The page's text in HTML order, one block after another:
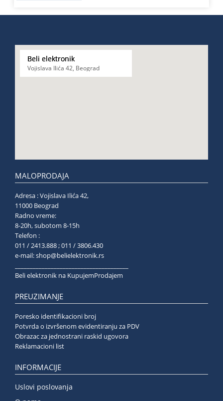
Beli elektronik
Vojislava Ilića 42, Beograd
MALOPRODAJA
Adresa : Vojislava Ilića 42,
11000 Beograd
Radno vreme:
8-20h, subotom 8-15h
Telefon :
011 / 2413.888 ; 011 / 3806.430
e-mail:shop@belielektronik.rs
Beli elektronik na KupujemProdajem
PREUZIMANJE
Poresko identifikacioni broj
Potvrda o izvršenom evidentiranju za PDV
Obrazac za jednostrani raskid ugovora
Reklamacioni list
INFORMACIJE
Uslovi poslovanja